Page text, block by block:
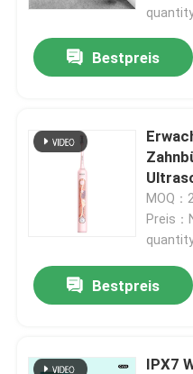
Produkte
Videos
Über uns
Werksbesichtigung
Qualitätskontrolle
Kontakt mit uns
Bestpreis
MOQ：
Preis
Bestpreis
IPX7